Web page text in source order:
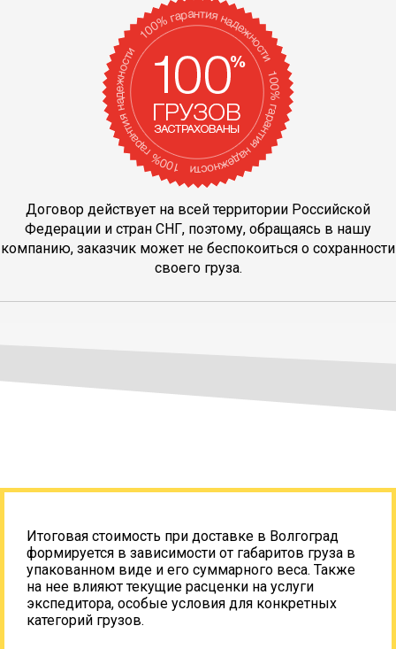
Договор действует на всей территории Российской
Федерации и стран СНГ, поэтому, обращаясь в нашу
компанию, заказчик может не беспокоиться о сохранности
своего груза.
Итоговая стоимость при доставке в Волгоград
формируется в зависимости от габаритов груза в
упакованном виде и его суммарного веса. Также
на нее влияют текущие расценки на услуги
экспедитора, особые условия для конкретных
категорий грузов.